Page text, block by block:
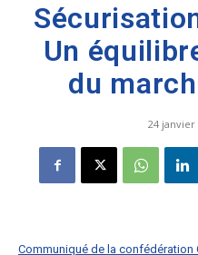
Un
du
24 janvier
Communiqué de la confédération